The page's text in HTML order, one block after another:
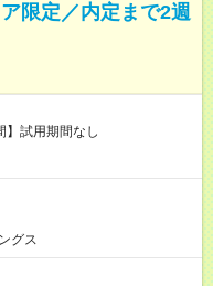
限定／内定まで2週
給 【試用期間】試用期間なし
グス